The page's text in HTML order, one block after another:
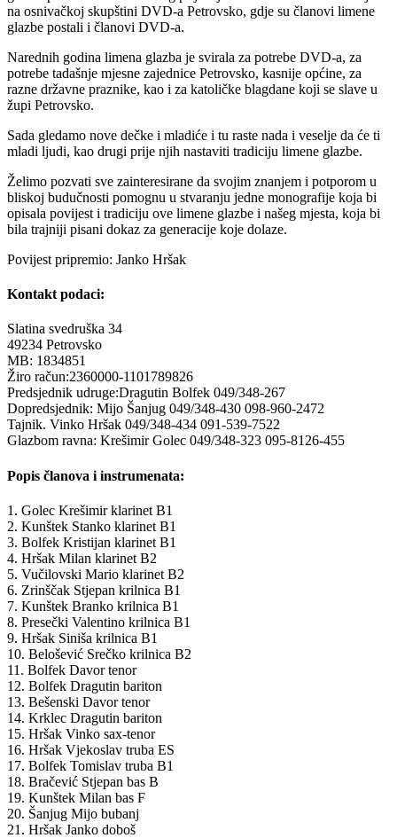
na osnivačkoj skupštini DVD-a Petrovsko, gdje su članovi limene
glazbe postali i članovi DVD-a.
Narednih godina limena glazba je svirala za potrebe DVD-a, za
potrebe tadašnje mjesne zajednice Petrovsko, kasnije općine, za
razne državne praznike, kao i za katoličke blagdane koji se slave u
župi Petrovsko.
Sada gledamo nove dečke i mladiće i tu raste nada i veselje da će ti
mladi ljudi, kao drugi prije njih nastaviti tradiciju limene glazbe.
Želimo pozvati sve zainteresirane da svojim znanjem i potporom u
bliskoj budučnosti pomognu u stvaranju jedne monografije koja bi
opisala povijest i tradiciju ove limene glazbe i našeg mjesta, koja bi
bila trajniji pisani dokaz za generacije koje dolaze.
Povijest pripremio: Janko Hršak
Kontakt podaci:
Slatina svedruška 34
49234 Petrovsko
MB: 1834851
Žiro račun:2360000-1101789826
Predsjednik udruge:Dragutin Bolfek 049/348-267
Dopredsjednik: Mijo Šanjug 049/348-430 098-960-2472
Tajnik. Vinko Hršak 049/348-434 091-539-7522
Glazbom ravna: Krešimir Golec 049/348-323 095-8126-455
Popis članova i instrumenata:
1. Golec Krešimir klarinet B1
2. Kunštek Stanko klarinet B1
3. Bolfek Kristijan klarinet B1
4. Hršak Milan klarinet B2
5. Vučilovski Mario klarinet B2
6. Zrinščak Stjepan krilnica B1
7. Kunštek Branko krilnica B1
8. Presečki Valentino krilnica B1
9. Hršak Siniša krilnica B1
10. Belošević Srečko krilnica B2
11. Bolfek Davor tenor
12. Bolfek Dragutin bariton
13. Bešenski Davor tenor
14. Krklec Dragutin bariton
15. Hršak Vinko sax-tenor
16. Hršak Vjekoslav truba ES
17. Bolfek Tomislav truba B1
18. Bračević Stjepan bas B
19. Kunštek Milan bas F
20. Šanjug Mijo bubanj
21. Hršak Janko doboš